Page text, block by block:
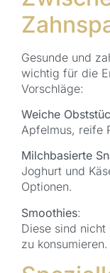
Gesunde und
wichtig für die
Vorschläge:
Weiche
Apfelmus, reife
Milchbasierte
Joghurt und
Optionen.
Smoothies:
Diese sind
zu konsumieren.